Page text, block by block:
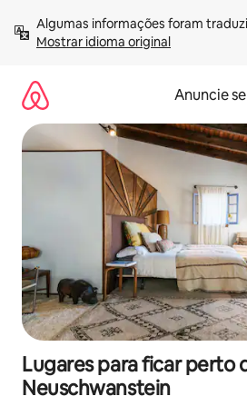
para
Mostrar idioma original
Anuncie
Lugares para ficar perto
Neuschwanstein